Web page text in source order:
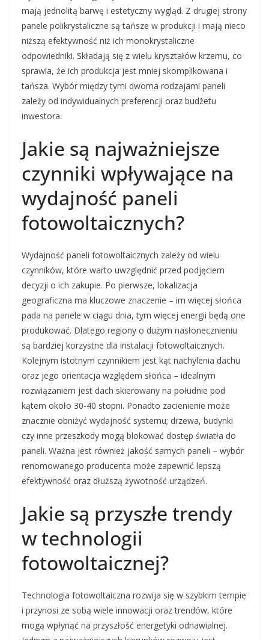
mają jednolitą barwę i estetyczny wygląd. Z drugiej strony
panele polikrystaliczne są tańsze w produkcji i mają nieco
niższą efektywność niż ich monokrystaliczne
odpowiedniki. Składają się z wielu kryształów krzemu, co
sprawia, że ich produkcja jest mniej skomplikowana i
tańsza. Wybór między tymi dwoma rodzajami paneli
zależy od indywidualnych preferencji oraz budżetu
inwestora.
Jakie są najważniejsze
czynniki wpływające na
wydajność paneli
fotowoltaicznych?
Wydajność paneli fotowoltaicznych zależy od wielu
czynników, które warto uwzględnić przed podjęciem
decyzji o ich zakupie. Po pierwsze, lokalizacja
geograficzna ma kluczowe znaczenie – im więcej słońca
pada na panele w ciągu dnia, tym więcej energii będą one
produkować. Dlatego regiony o dużym nasłonecznieniu
są bardziej korzystne dla instalacji fotowoltaicznych.
Kolejnym istotnym czynnikiem jest kąt nachylenia dachu
oraz jego orientacja względem słońca – idealnym
rozwiązaniem jest dach skierowany na południe pod
kątem około 30-40 stopni. Ponadto zacienienie może
znacznie obniżyć wydajność systemu; drzewa, budynki
czy inne przeszkody mogą blokować dostęp światła do
paneli. Ważna jest również jakość samych paneli – wybór
renomowanego producenta może zapewnić lepszą
efektywność oraz dłuższą żywotność urządzeń.
Jakie są przyszłe trendy
w technologii
fotowoltaicznej?
Technologia fotowoltaiczna rozwija się w szybkim tempie
i przynosi ze sobą wiele innowacji oraz trendów, które
mogą wpłynąć na przyszłość energetyki odnawialnej.